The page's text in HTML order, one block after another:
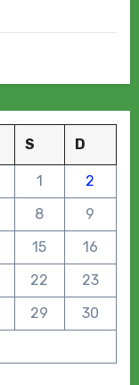
S D
1
2
8
9
15
16
22
23
29
30